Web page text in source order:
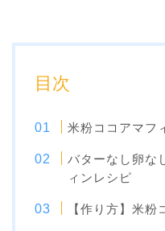
目次
米粉ココアマフ
バターなし卵な
ィンレシピ
【作り方】米